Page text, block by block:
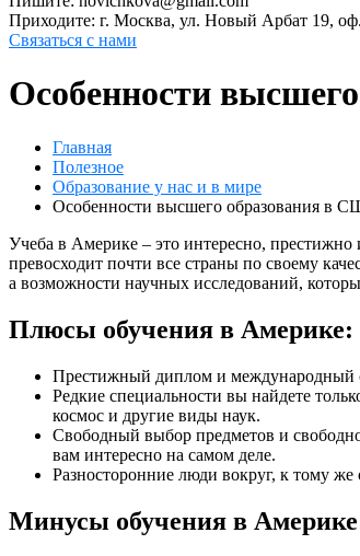
Приходите: г. Москва, ул. Новый Арбат 19,
Связаться с нами
Особенности
Главная
Полезное
Образование у нас и в мире
Особенности высшего образования в
Учеба в Америке – это интересно, престижно
превосходит почти все страны по своему
а возможности научных исследований,
Плюсы обучения в Америке:
Престижный диплом и международный
Редкие специальности вы найдете
космос и другие виды наук.
Свободный выбор предметов и
вам интересно на самом деле.
Разносторонние люди вокруг, к тому
Минусы обучения в